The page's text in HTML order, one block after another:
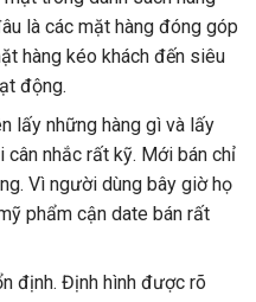
là các mặt hàng đóng góp
hàng kéo khách đến siêu
động.
lấy những hàng gì và lấy
nhắc rất kỹ. Mới bán chỉ
Vì người dùng bây giờ họ
phẩm cận date bán rất
định. Định hình được rõ